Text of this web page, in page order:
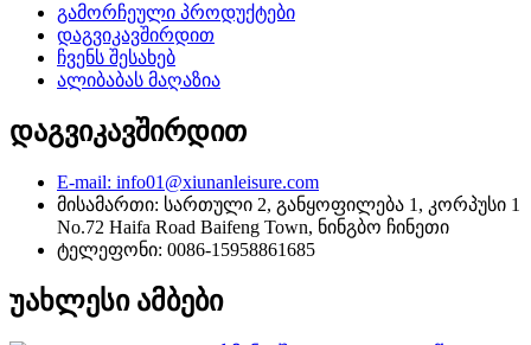
გამორჩეული პროდუქტები
დაგვიკავშირდით
ჩვენს შესახებ
ალიბაბას მაღაზია
დაგვიკავშირდით
E-mail: info01@xiunanleisure.com
მისამართი: სართული 2, განყოფილება 1, კორპუსი 1
No.72 Haifa Road Baifeng Town, ნინგბო ჩინეთი
ტელეფონი: 0086-15958861685
უახლესი ამბები